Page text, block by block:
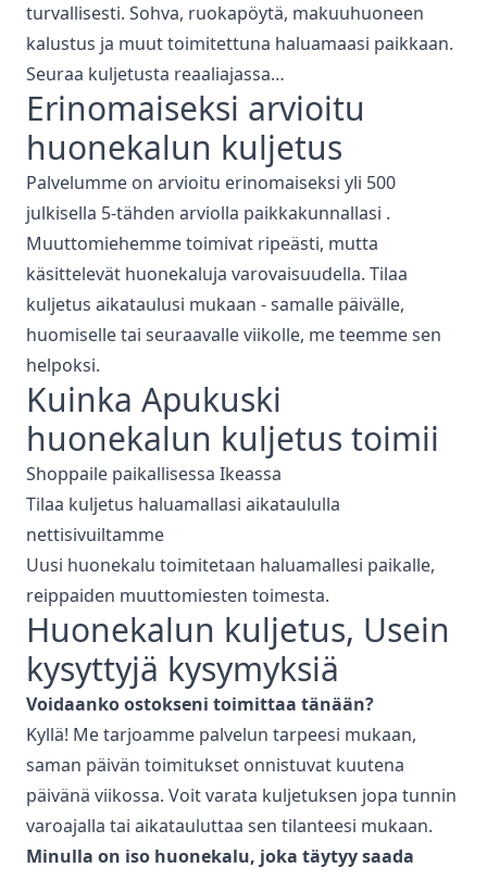
turvallisesti. Sohva, ruokapöytä, makuuhuoneen
kalustus ja muut toimitettuna haluamaasi paikkaan.
Seuraa kuljetusta reaaliajassa…
Erinomaiseksi arvioitu
huonekalun kuljetus
Palvelumme on arvioitu erinomaiseksi yli 500
julkisella 5-tähden arviolla paikkakunnallasi .
Muuttomiehemme toimivat ripeästi, mutta
käsittelevät huonekaluja varovaisuudella. Tilaa
kuljetus aikataulusi mukaan - samalle päivälle,
huomiselle tai seuraavalle viikolle, me teemme sen
helpoksi.
Kuinka Apukuski
huonekalun kuljetus toimii
Shoppaile paikallisessa Ikeassa
Tilaa kuljetus haluamallasi aikataululla
nettisivuiltamme
Uusi huonekalu toimitetaan haluamallesi paikalle,
reippaiden muuttomiesten toimesta.
Huonekalun kuljetus, Usein
kysyttyjä kysymyksiä
Voidaanko ostokseni toimittaa tänään?
Kyllä! Me tarjoamme palvelun tarpeesi mukaan,
saman päivän toimitukset onnistuvat kuutena
päivänä viikossa. Voit varata kuljetuksen jopa tunnin
varoajalla tai aikatauluttaa sen tilanteesi mukaan.
Minulla on iso huonekalu, joka täytyy saada